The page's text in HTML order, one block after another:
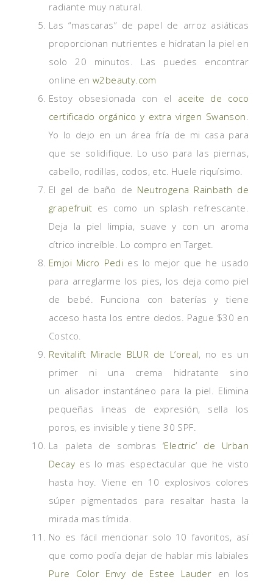
radiante muy natural.
Las “mascaras” de papel de arroz asiáticas
proporcionan nutrientes e hidratan la piel en
solo 20 minutos. Las puedes encontrar
online enw2beauty.com
Estoy obsesionada con el aceite de coco
certificado orgánico y extra virgen Swanson.
Yo lo dejo en un área fría de mi casa para
que se solidifique. Lo uso para las piernas,
cabello, rodillas, codos, etc. Huele riquísimo.
El gel de baño de Neutrogena Rainbath de
grapefruit es como un splash refrescante.
Deja la piel limpia, suave y con un aroma
cítrico increíble. Lo compro en Target.
Emjoi Micro Pedi es lo mejor que he usado
para arreglarme los pies, los deja como piel
de bebé. Funciona con baterías y tiene
acceso hasta los entre dedos. Pague $30 en
Costco.
Revitalift Miracle BLUR de L’oreal, no es un
primer ni una crema hidratante sino
un alisador instantáneo para la piel. Elimina
pequeñas lineas de expresión, sella los
poros, es invisible y tiene 30 SPF.
La paleta de sombras‘Electric’ de Urban
Decay es lo mas espectacular que he visto
hasta hoy. Viene en 10 explosivos colores
súper pigmentados para resaltar hasta la
mirada mas tímida.
No es fácil mencionar solo 10 favoritos, así
que como podía dejar de hablar mis labiales
Pure Color Envy de Estee Lauder en los